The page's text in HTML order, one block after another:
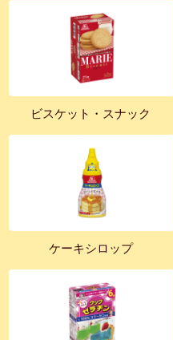
ビスケット・スナック
ケーキシロップ